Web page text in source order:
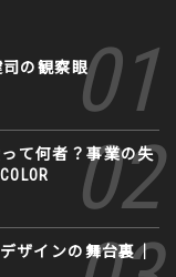
司の観察眼
て何者？事業の失
ザインの舞台裏｜